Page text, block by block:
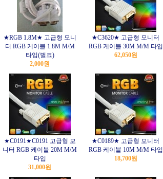
★RGB 1.8M★ 고급형 모니
터 RGB 케이블 1.8M M/M
타입(벌크)
2,000원
★C3620★ 고급형 모니터
RGB 케이블 30M M/M 타입
62,050원
★C0191★C0191 고급형 모
니터 RGB 케이블 20M M/M
타입
31,000원
★C0189★ 고급형 모니터
RGB 케이블 10M M/M 타입
18,700원